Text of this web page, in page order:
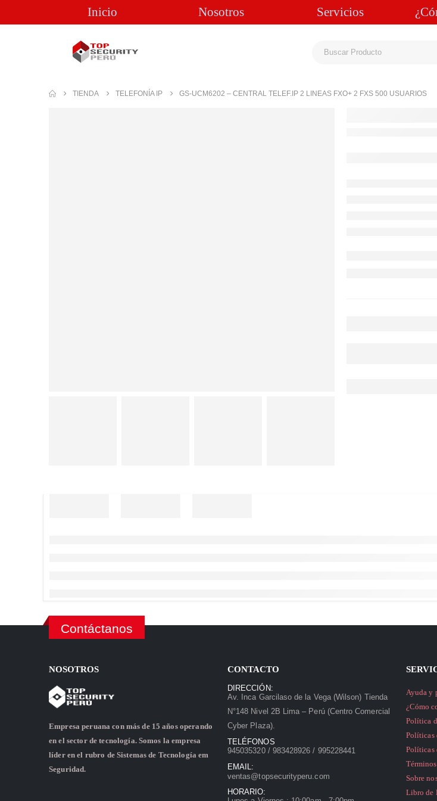
Inicio Nosotros Servicios
TIENDA TELEFONÍA IP GS-UCM6202 – CENTRAL TELEF.IP 2 LINEAS FXO+ 2 FXS 500 USUARIOS
Contáctanos
NOSOTROS
Empresa peruana con más de 15 años operando
en el sector de tecnología. Somos la empresa
líder en el rubro de Sistemas de Tecnología em
Seguridad.
CONTACTO
DIRECCIÓN:
Av. Inca Garcilaso de la Vega (Wilson) Tienda
N°148 Nivel 2B Lima – Perú (Centro Comercial
Cyber Plaza).
TELÉFONOS
945035320 / 983428926 / 995228441
EMAIL:
ventas@topsecurityperu.com
HORARIO:
Ayuda y
¿Cómo
Política
Políticas
Políticas
Sobre
Libro de